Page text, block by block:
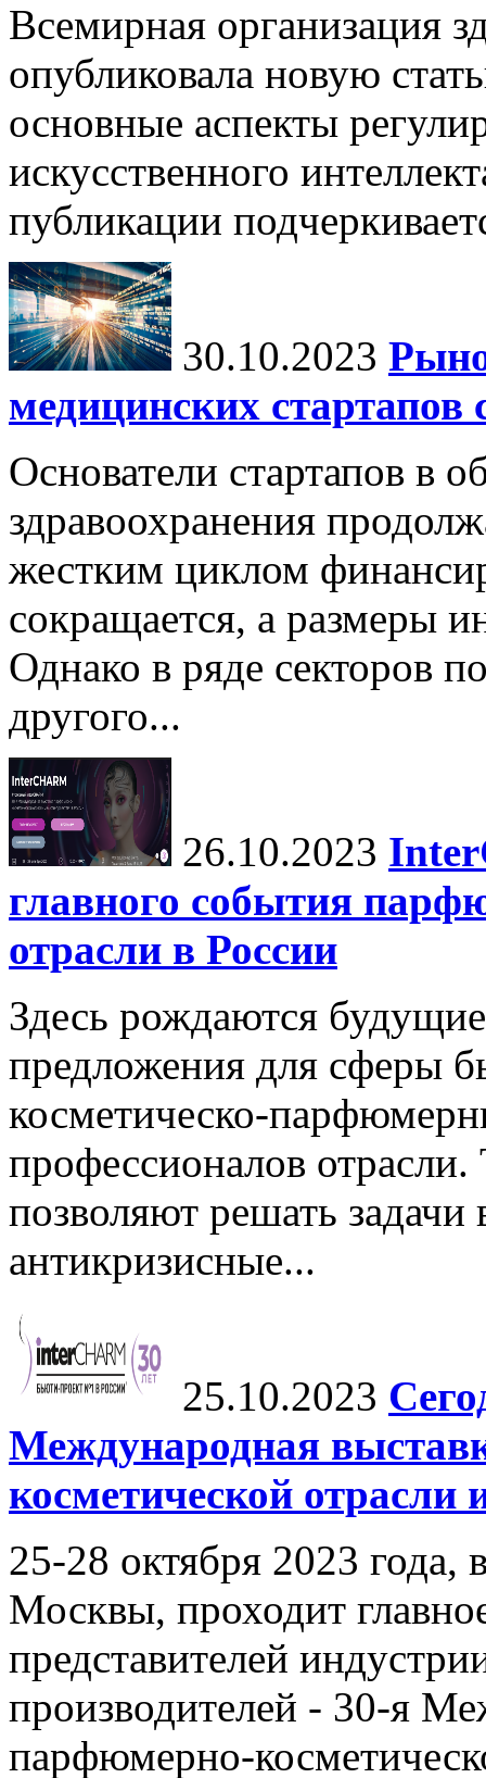
Всемирная организация
опубликовала новую
основные аспекты
искусственного
публикации
30.10.2023
медицинских стартапов
Основатели стартапов в
здравоохранения
жестким циклом
сокращается, а размеры
Однако в ряде секторов
другого...
26.10.2023
главного события
отрасли в России
Здесь рождаются
предложения для сферы
косметическо-
профессионалов
позволяют решать
антикризисные...
25.10.2023
Международная
косметической
25-28 октября 2023 года,
Москвы, проходит
представителей
производителей - 30-я
парфюмерно-